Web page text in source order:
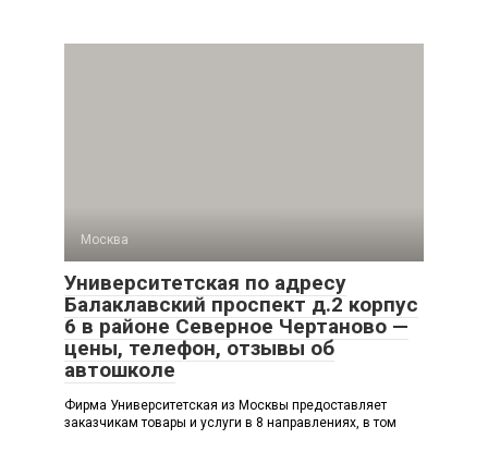
Москва
Университетская по адресу
Балаклавский проспект д.2 корпус
6 в районе Северное Чертаново —
цены, телефон, отзывы об
автошколе
Фирма Университетская из Москвы предоставляет
заказчикам товары и услуги в 8 направлениях, в том